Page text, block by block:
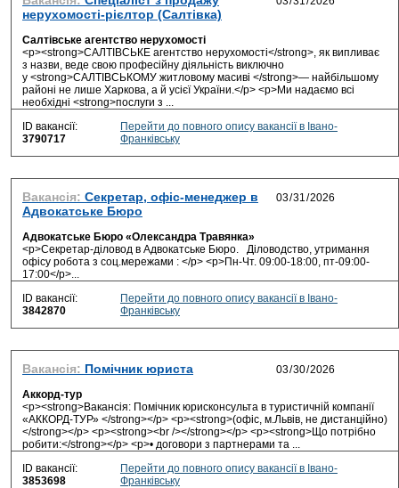
нерухомості-рієлтор (Салтівка)
Салтівське агентство нерухомості
<p><strong>САЛТІВСЬКЕ агентство нерухомості</strong>, як випливає
з назви, веде свою професійну діяльність виключно
у <strong>САЛТІВСЬКОМУ житловому масиві </strong>— найбільшому
районі не лише Харкова, а й усієї України.</p> <p>Ми надаємо всі
необхідні <strong>послуги з ...
ID вакансії:
3790717
Перейти до повного опису вакансії в Івано-
Франківську
Вакансія: Секретар, офіс-менеджер в
Адвокатське Бюро
Адвокатське Бюро «Олександра Травянка»
<p>Секретар-діловод в Адвокатське Бюро. Діловодство, утримання
офісу робота з соц.мережами : </p> <p>Пн-Чт. 09:00-18:00, пт-09:00-
17:00</p>...
ID вакансії:
3842870
Перейти до повного опису вакансії в Івано-
Франківську
Вакансія: Помічник юриста
Аккорд-тур
<p><strong>Вакансія: Помічник юрисконсульта в туристичній компанії
«АККОРД-ТУР» </strong></p> <p><strong>(офіс, м.Львів, не дистанційно)
</strong></p> <p><strong><br /></strong></p> <p><strong>Що потрібно
робити:</strong></p> <p>• договори з партнерами та ...
ID вакансії:
3853698
Перейти до повного опису вакансії в Івано-
Франківську